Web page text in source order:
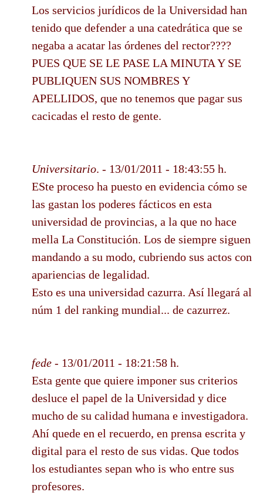
Los servicios jurídicos de la Universidad han
tenido que defender a una catedrática que se
negaba a acatar las órdenes del rector????
PUES QUE SE LE PASE LA MINUTA Y SE
PUBLIQUEN SUS NOMBRES Y
APELLIDOS, que no tenemos que pagar sus
cacicadas el resto de gente.
Universitario. - 13/01/2011 - 18:43:55 h.
ESte proceso ha puesto en evidencia cómo se
las gastan los poderes fácticos en esta
universidad de provincias, a la que no hace
mella La Constitución. Los de siempre siguen
mandando a su modo, cubriendo sus actos con
apariencias de legalidad.
Esto es una universidad cazurra. Así llegará al
núm 1 del ranking mundial... de cazurrez.
fede - 13/01/2011 - 18:21:58 h.
Esta gente que quiere imponer sus criterios
desluce el papel de la Universidad y dice
mucho de su calidad humana e investigadora.
Ahí quede en el recuerdo, en prensa escrita y
digital para el resto de sus vidas. Que todos
los estudiantes sepan who is who entre sus
profesores.